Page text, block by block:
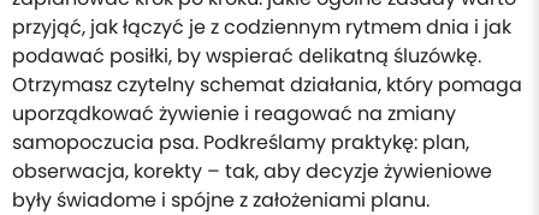
przyjąć, jak łączyć je z codziennym rytmem dnia i jak
podawać posiłki, by wspierać delikatną śluzówkę.
Otrzymasz czytelny schemat działania, który pomaga
uporządkować żywienie i reagować na zmiany
samopoczucia psa. Podkreślamy praktykę: plan,
obserwacja, korekty – tak, aby decyzje żywieniowe
były świadome i spójne z założeniami planu.